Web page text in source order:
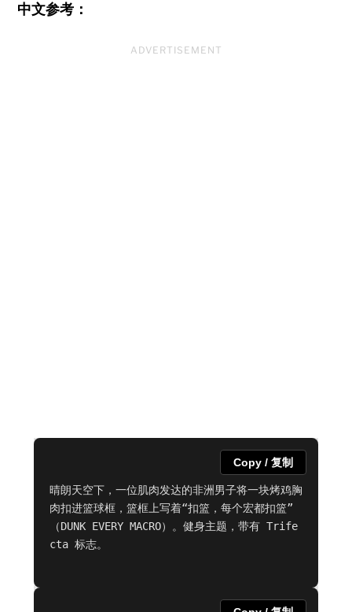
中文参考：
ADVERTISEMENT
晴朗天空下，一位肌肉发达的非洲男子将一块烤鸡胸
肉扣进篮球框，篮框上写着“扣篮，每个宏都扣篮”
（DUNK EVERY MACRO）。健身主题，带有 Trife
Copy / 复制